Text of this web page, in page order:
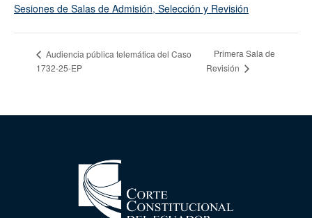
Sesiones de Salas de Admisión, Selección y Revisión
Audiencia pública telemática del Caso
1732-25-EP
Primera Sala de
Revisión